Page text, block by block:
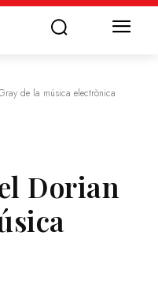
de la música electrònica
Dorian